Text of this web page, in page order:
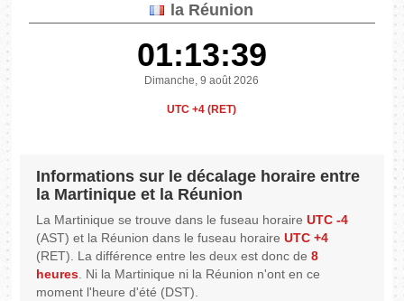
la Réunion
01:13:39
Dimanche, 9 août 2026
UTC +4 (RET)
Informations sur le décalage horaire entre
la Martinique et la Réunion
La Martinique se trouve dans le fuseau horaireUTC -4
(AST) et la Réunion dans le fuseau horaireUTC +4
(RET). La différence entre les deux est donc de8
heures. Ni la Martinique ni la Réunion n'ont en ce
moment l'heure d'été (DST).